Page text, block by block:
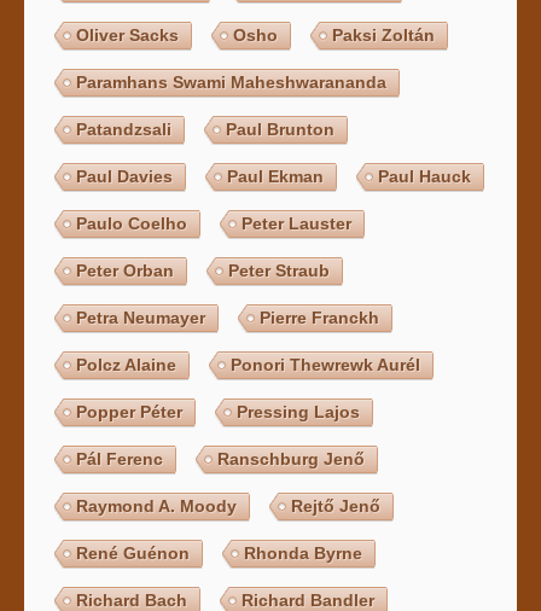
Oliver Sacks Osho Paksi Zoltán
Paramhans Swami Maheshwarananda
Patandzsali Paul Brunton
Paul Davies Paul Ekman Paul Hauck
Paulo Coelho Peter Lauster
Peter Orban Peter Straub
Petra Neumayer Pierre Franckh
Polcz Alaine Ponori Thewrewk Aurél
Popper Péter Pressing Lajos
Pál Ferenc Ranschburg Jenő
Raymond A. Moody Rejtő Jenő
René Guénon Rhonda Byrne
Richard Bach Richard Bandler